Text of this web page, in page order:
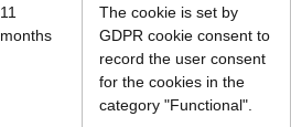
11
months
The cookie is set by
GDPR cookie consent to
record the user consent
for the cookies in the
category "Functional".